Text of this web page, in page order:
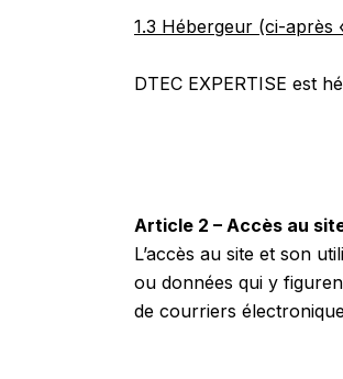
1.3 Hébergeur (ci-après
DTEC EXPERTISE est
Article 2 – Accès au
L’accès au site et son
ou données qui y
de courriers